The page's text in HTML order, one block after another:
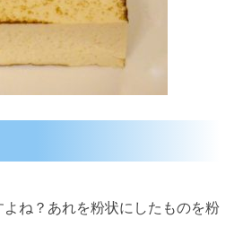
ね？あれを粉状にしたものを粉